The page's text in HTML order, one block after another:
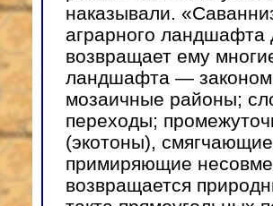
наказывали.
аграрного ландшафта
возвращает ему
ландшафта —
мозаичные районы;
переходы;
(экотоны),
примиряющие
возвращается